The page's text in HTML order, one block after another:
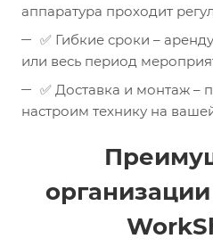
аппаратура проходит
✅ Гибкие сроки –
или весь период
✅ Доставка и монтаж –
настроим технику на